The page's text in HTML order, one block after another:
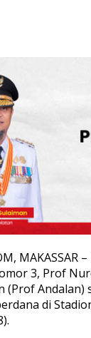
MAKASSAR
3, Prof
(Prof Andalan)
di